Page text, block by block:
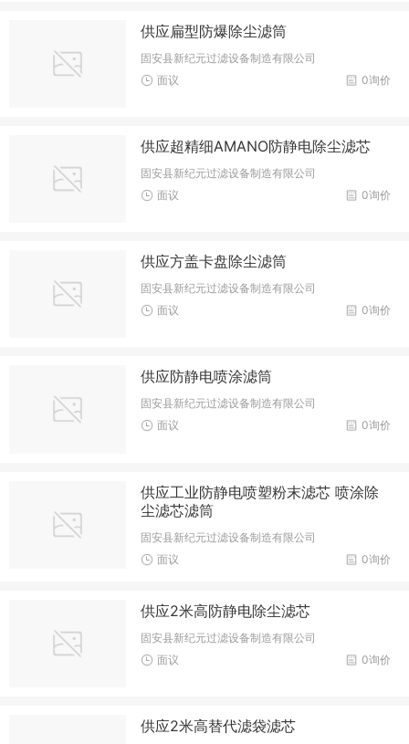
供应扁型防爆除尘滤筒
固安县新纪元过滤设备制造有限公司
0询价
面议
供应超精细AMANO防静电除尘滤芯
固安县新纪元过滤设备制造有限公司
0询价
面议
供应方盖卡盘除尘滤筒
固安县新纪元过滤设备制造有限公司
0询价
面议
供应防静电喷涂滤筒
固安县新纪元过滤设备制造有限公司
0询价
面议
供应工业防静电喷塑粉末滤芯 喷涂除
尘滤芯滤筒
固安县新纪元过滤设备制造有限公司
0询价
面议
供应2米高防静电除尘滤芯
固安县新纪元过滤设备制造有限公司
0询价
面议
供应2米高替代滤袋滤芯